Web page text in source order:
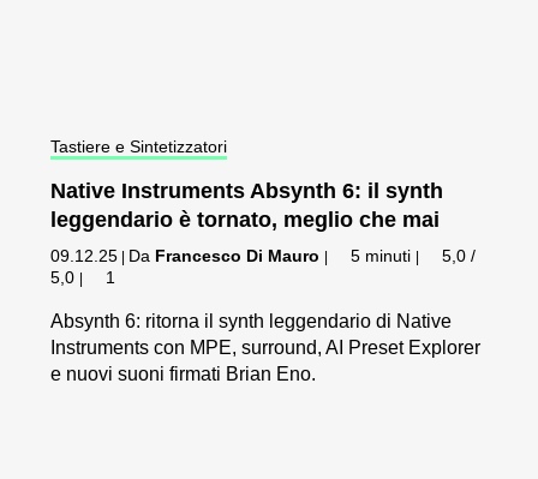
Tastiere e Sintetizzatori
Native Instruments Absynth 6: il synth
leggendario è tornato, meglio che mai
09.12.25 | Da Francesco Di Mauro | 5 minuti |
5,0 /
5,0 | 1
Absynth 6: ritorna il synth leggendario di Native
Instruments con MPE, surround, AI Preset Explorer
e nuovi suoni firmati Brian Eno.